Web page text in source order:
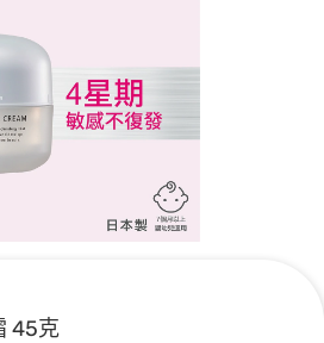
45克